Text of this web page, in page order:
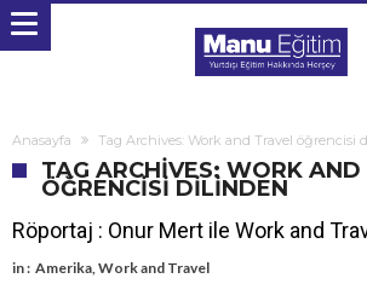
Anasayfa Tag Archives: Work and Travel öğrencisi
TAG ARCHIVES: WORK AND
ÖĞRENCISI DILINDEN
Röportaj : Onur Mert ile Work and
in : Amerika,Work and Travel